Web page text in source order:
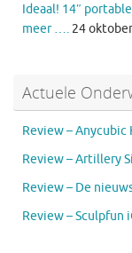
Ideaal! 14″
meer …. 24
Actuele
Review –
Review – Artillery
Review – De
Review – Sculpfun